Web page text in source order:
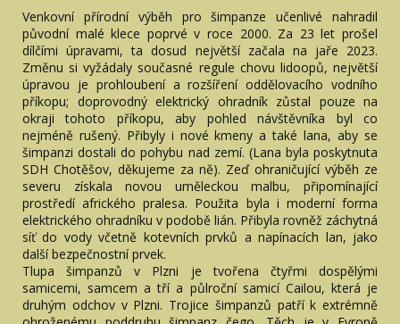
Venkovní přírodní výběh pro šimpanze učenlivé nahradil
původní malé klece poprvé v roce 2000. Za 23 let prošel
dílčími úpravami, ta dosud největší začala na jaře 2023.
Změnu si vyžádaly současné regule chovu lidoopů, největší
úpravou je prohloubení a rozšíření oddělovacího vodního
příkopu; doprovodný elektrický ohradník zůstal pouze na
okraji tohoto příkopu, aby pohled návštěvníka byl co
nejméně rušený. Přibyly i nové kmeny a také lana, aby se
šimpanzi dostali do pohybu nad zemí. (Lana byla poskytnuta
SDH Chotěšov, děkujeme za ně). Zeď ohraničující výběh ze
severu získala novou uměleckou malbu, připomínající
prostředí afrického pralesa. Použita byla i moderní forma
elektrického ohradníku v podobě lián. Přibyla rovněž záchytná
síť do vody včetně kotevních prvků a napínacích lan, jako
další bezpečnostní prvek.
Tlupa šimpanzů v Plzni je tvořena čtyřmi dospělými
samicemi, samcem a tří a půlroční samicí Cailou, která je
druhým odchov v Plzni. Trojice šimpanzů patří k extrémně